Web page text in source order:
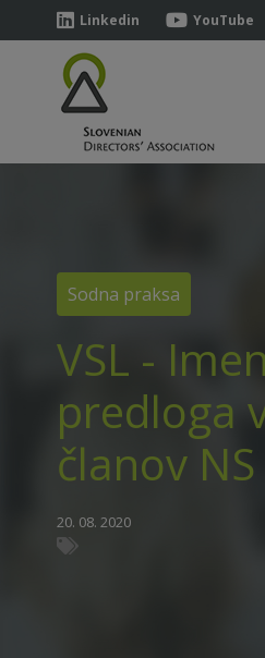
Linkedin YouTube
Sodna praksa
VSL -
predloga
članov
20. 08. 2020